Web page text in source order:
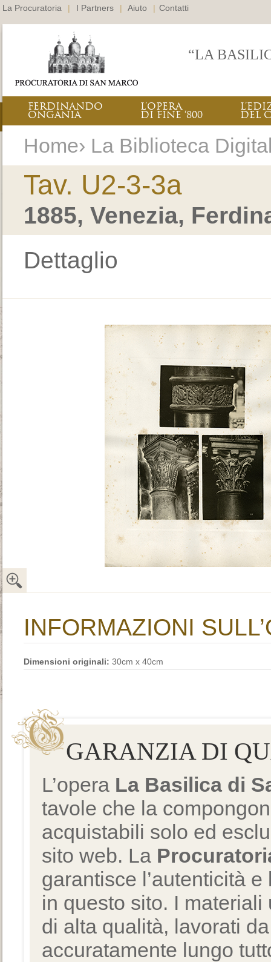
La Procuratoria | I Partners | Aiuto | Contatti
“LA
FERDINANDO
ONGANIA
L’OPERA
DI FINE ‘800 DEL
Home› La Biblioteca
Tav. U2-3-3a
1885, Venezia,
Dettaglio
INFORMAZIONI
Dimensioni originali: 30cm x 40cm
GARANZIA DI
L’opera La Basilica di
tavole che la
acquistabili solo ed
sito web. La
garantisce l’autenticità
in questo sito. I
di alta qualità, lavorati
accuratamente lungo